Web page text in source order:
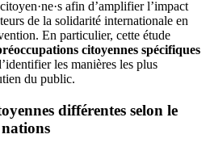
afin d’amplifier l’impact
de la solidarité internationale en
En particulier, cette étude
citoyennes spécifiques
les manières les plus
du public.
différentes selon le
nations